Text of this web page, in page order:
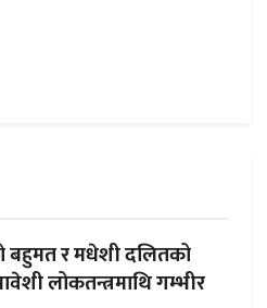
बहुमत र मधेशी दलितको
लोकतन्त्रमाथि गम्भीर